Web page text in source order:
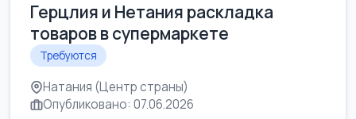
Герцлия и Нетания раскладка
товаров в супермаркете
Требуются
Натания (Центр страны)
Опубликовано: 07.06.2026